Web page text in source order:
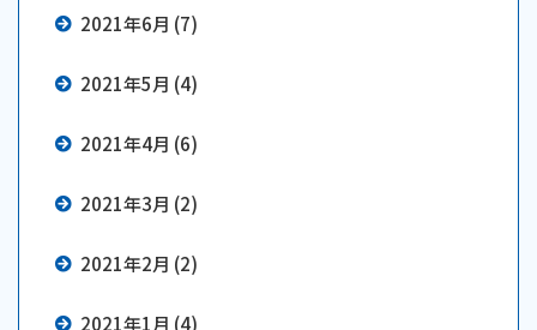
2021年6月 (7)
2021年5月 (4)
2021年4月 (6)
2021年3月 (2)
2021年2月 (2)
2021年1月 (4)